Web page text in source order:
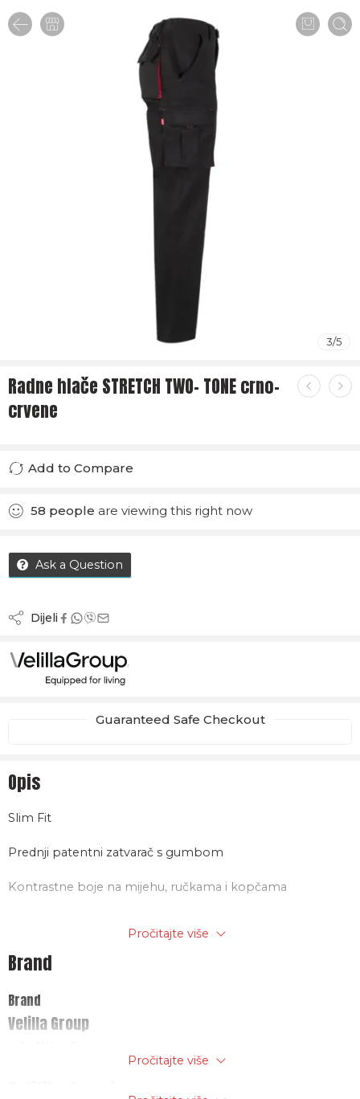
3/5
Radne hlače STRETCH TWO- TONE crno-
crvene
Add to Compare
58 people are viewing this right now
Ask a Question
Dijeli
Guaranteed Safe Checkout
Opis
Slim Fit
Prednji patentni zatvarač s gumbom
Kontrastne boje na mijehu, ručkama i kopčama
Dvostruki sigurnosni šav
2 francuska džepa
2 džepa na mijehu s dvostrukim mijehom, preklopima,
Pročitajte više
Brand
Brand
Velilla Group
Pročitajte više
Politika trgovine